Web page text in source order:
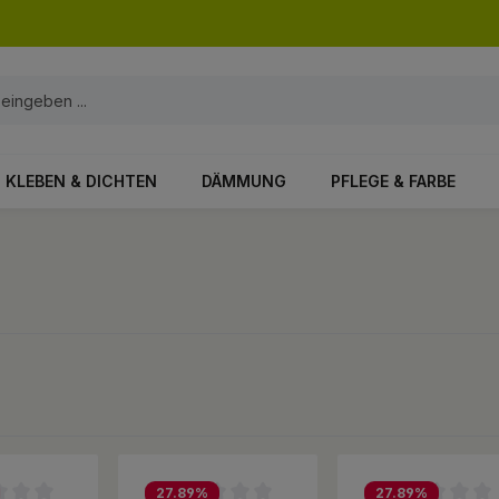
KLEBEN & DICHTEN DÄMMUNG PFLEGE & FARBE
27.89% 27.89%